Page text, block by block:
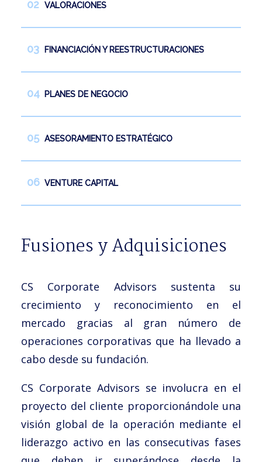
VALORACIONES
FINANCIACIÓN Y REESTRUCTURACIONES
PLANES DE NEGOCIO
ASESORAMIENTO ESTRATÉGICO
VENTURE CAPITAL
Fusiones y Adquisiciones
CS Corporate Advisors sustenta su
crecimiento y reconocimiento en el
mercado gracias al gran número de
operaciones corporativas que ha llevado a
cabo desde su fundación.
CS Corporate Advisors se involucra en el
proyecto del cliente proporcionándole una
visión global de la operación mediante el
liderazgo activo en las consecutivas fases